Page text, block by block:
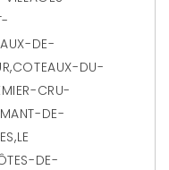
DE-
,COTEAUX-DU-
CRU-
DE-
,LE
DE-